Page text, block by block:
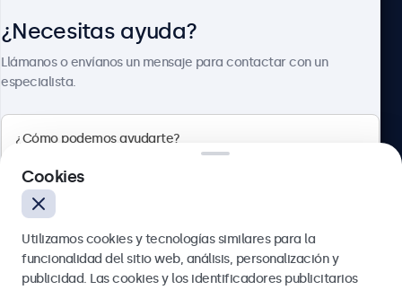
4.8/5 la valoración de 5000+ empresas
Español
¿Necesitas ayuda?
Llámanos o envíanos un mensaje para contactar con un
especialista.
Cookies
Utilizamos cookies y tecnologías similares para la
funcionalidad del sitio web, análisis, personalización y
publicidad. Las cookies y los identificadores publicitarios